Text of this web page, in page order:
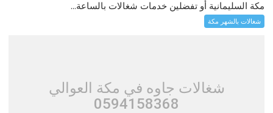
مكة السليمانية أو تفضلين خدمات شغالات بالساعة...
شغالات بالشهر مكة
شغالات جاوه في مكة العوالي
0594158368